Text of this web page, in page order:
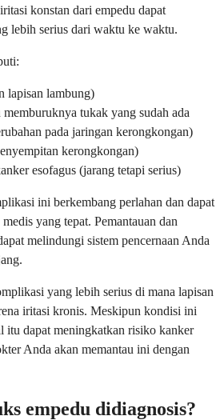
konstan dari empedu dapat
lebih serius dari waktu ke waktu.
lapisan lambung)
tukak yang sudah ada
pada jaringan kerongkongan)
kerongkongan)
esofagus (jarang tetapi serius)
ini berkembang perlahan dan dapat
yang tepat. Pemantauan dan
melindungi sistem pencernaan Anda
yang lebih serius di mana lapisan
iritasi kronis. Meskipun kondisi ini
itu dapat meningkatkan risiko kanker
Anda akan memantau ini dengan
empedu didiagnosis?